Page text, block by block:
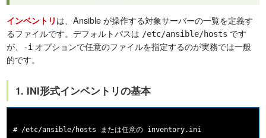
インベントリ は、Ansible が操作する対象サーバーの一覧を定義す
るファイルです。デフォルトパスは /etc/ansible/hosts です
が、
-i オプションで任意のファイルを指定するのが実務では一般
的です。
1. INI形式インベントリの基本
# /etc/ansible/hosts または任意の inventory.ini